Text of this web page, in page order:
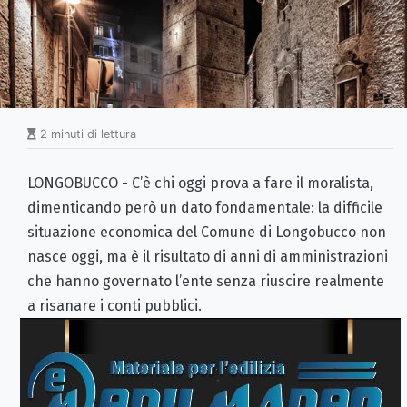
2 minuti di lettura
LONGOBUCCO - C’è chi oggi prova a fare il moralista,
dimenticando però un dato fondamentale: la difficile
situazione economica del Comune di Longobucco non
nasce oggi, ma è il risultato di anni di amministrazioni
che hanno governato l’ente senza riuscire realmente
a risanare i conti pubblici.